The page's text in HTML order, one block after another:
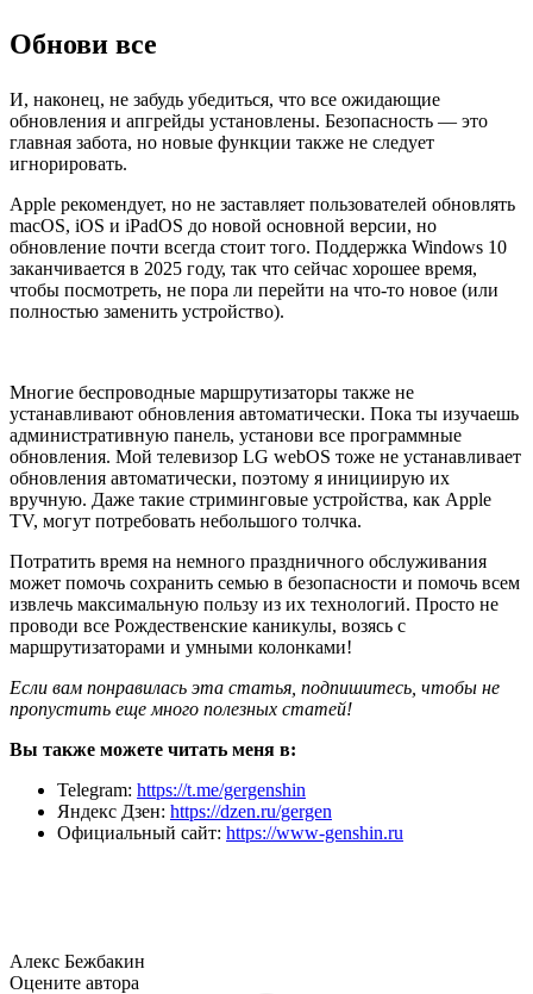
Обнови все
И, наконец, не забудь убедиться, что все ожидающие
обновления и апгрейды установлены. Безопасность — это
главная забота, но новые функции также не следует
игнорировать.
Apple рекомендует, но не заставляет пользователей обновлять
macOS, iOS и iPadOS до новой основной версии, но
обновление почти всегда стоит того. Поддержка Windows 10
заканчивается в 2025 году, так что сейчас хорошее время,
чтобы посмотреть, не пора ли перейти на что-то новое (или
полностью заменить устройство).
Многие беспроводные маршрутизаторы также не
устанавливают обновления автоматически. Пока ты изучаешь
административную панель, установи все программные
обновления. Мой телевизор LG webOS тоже не устанавливает
обновления автоматически, поэтому я инициирую их
вручную. Даже такие стриминговые устройства, как Apple
TV, могут потребовать небольшого толчка.
Потратить время на немного праздничного обслуживания
может помочь сохранить семью в безопасности и помочь всем
извлечь максимальную пользу из их технологий. Просто не
проводи все Рождественские каникулы, возясь с
маршрутизаторами и умными колонками!
Если вам понравилась эта статья, подпишитесь, чтобы не
пропустить еще много полезных статей!
Вы также можете читать меня в:
Telegram: https://t.me/gergenshin
Яндекс Дзен: https://dzen.ru/gergen
Официальный сайт: https://www-genshin.ru
Алекс Бежбакин
Оцените автора